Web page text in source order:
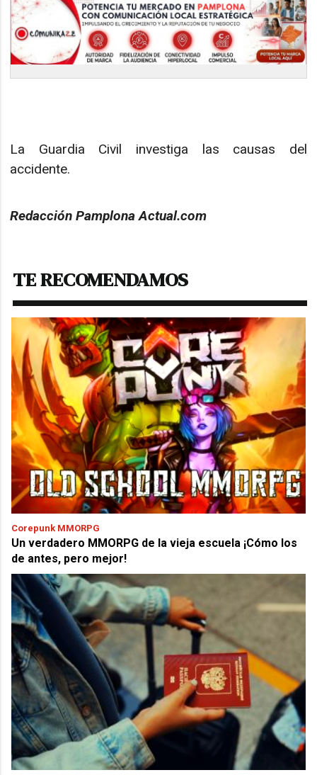
La Guardia Civil investiga las causas del
accidente.
Redacción Pamplona Actual.com
TE RECOMENDAMOS
Corepunk MMORPG
Un verdadero MMORPG de la vieja escuela ¡Cómo los
de antes, pero mejor!